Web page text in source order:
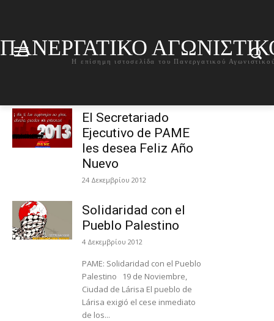
ΠΑΝΕΡΓΑΤΙΚΟ
Η επίσημη ιστοσελίδα του Πανεργατικού
El Secretariado
Ejecutivo de PAME
les desea Feliz Año
Nuevo
24 Δεκεμβρίου 2012
Solidaridad con el
Pueblo Palestino
4 Δεκεμβρίου 2012
PAME: Solidaridad con el Pueblo
Palestino 19 de Noviembre,
Ciudad de Lárisa El pueblo de
Lárisa exigió el cese inmediato
de los...